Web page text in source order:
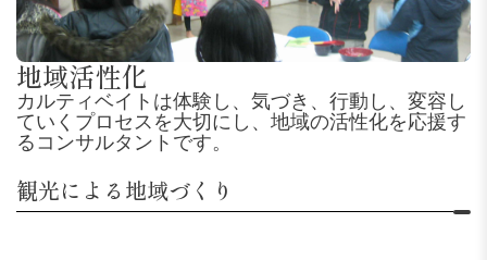
地域活性化
カルティベイトは体験し、気づき、行動し、変容し
ていくプロセスを大切にし、地域の活性化を応援す
るコンサルタントです。
観光による地域づくり